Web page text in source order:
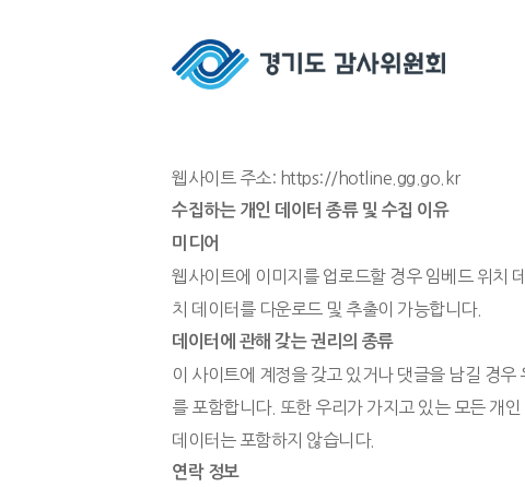
웹사이트 주소: https://hotline.gg.go.kr
수집하는 개인 데이터 종류 및 수집 이유
미디어
웹사이트에 이미지를 업로드할 경우 임베드 위치
치 데이터를 다운로드 및 추출이 가능합니다.
데이터에 관해 갖는 권리의 종류
이 사이트에 계정을 갖고 있거나 댓글을 남길 경
를 포함합니다. 또한 우리가 가지고 있는 모든 개
데이터는 포함하지 않습니다.
연락 정보